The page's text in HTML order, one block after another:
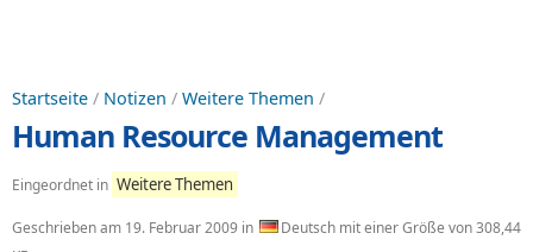
Startseite / Notizen / Weitere Themen /
Human Resource Management
Eingeordnet in Weitere Themen
Geschrieben am 19. Februar 2009 in
Deutsch mit einer Größe von 308,44